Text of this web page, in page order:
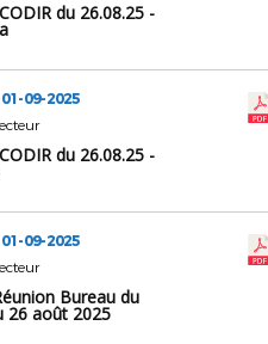
du 26.08.25 -
09-2025
du 26.08.25 -
09-2025
Bureau du
26 août 2025